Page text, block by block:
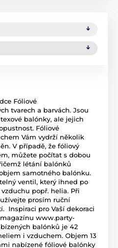
Fóliové
tvarech a barvách. Jsou
balónky, ale jejich
Fóliové
Vám vydrží několik
V případě, že fóliový
můžete počítat s dobou
létání balónků
samotného balónku.
ventil, který ihned po
popř. helia. Při
prosím ruční
Inspiraci pro Vaší dekoraci
www.party-
balónků je 42
i vzduchem. Objem 13
nabízené fóliové balónky